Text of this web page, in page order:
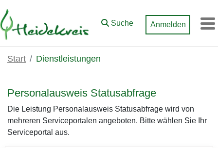
Zum Hauptinhalt springen
Suche Anmelden
Start Dienstleistungen
Personalausweis Statusabfrage
Die Leistung Personalausweis Statusabfrage wird von
mehreren Serviceportalen angeboten. Bitte wählen Sie Ihr
Serviceportal aus.